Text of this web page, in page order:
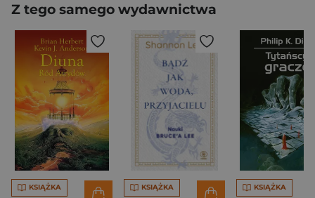
Z tego samego wydawnictwa
KSIĄŻKA KSIĄŻKA KSIĄŻKA